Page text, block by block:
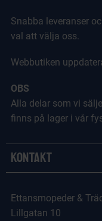
Snabba leveranser
val att välja oss.
Webbutiken
OBS
Alla delar som vi
finns på lager i vår
Kontakt
Ettansmopeder &
Lillgatan 10